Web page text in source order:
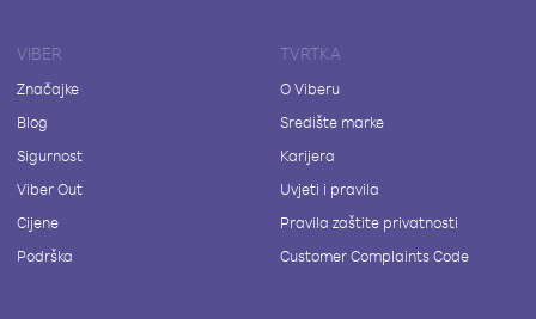
VIBER
Značajke
Blog
Sigurnost
Viber Out
Cijene
Podrška
TVRTKA
O Viberu
Središte marke
Karijera
Uvjeti i pravila
Pravila zaštite privatnosti
Customer Complaints Code